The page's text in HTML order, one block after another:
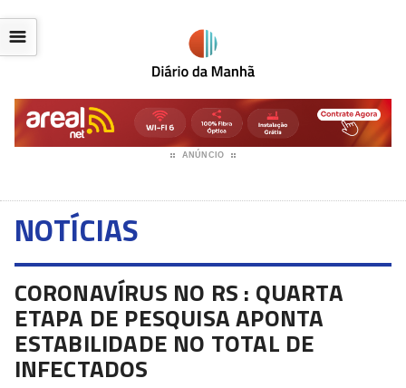
ANÚNCIO
☰
NOTÍCIAS
CORONAVÍRUS NO RS : QUARTA
ETAPA DE PESQUISA APONTA
ESTABILIDADE NO TOTAL DE
INFECTADOS